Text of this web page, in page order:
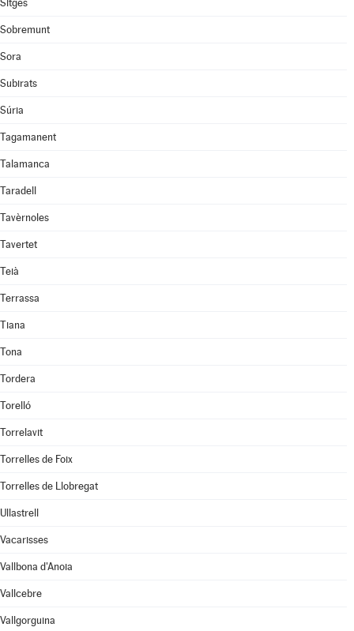
Sitges
Sobremunt
Sora
Subirats
Súria
Tagamanent
Talamanca
Taradell
Tavèrnoles
Tavertet
Teià
Terrassa
Tiana
Tona
Tordera
Torelló
Torrelavit
Torrelles de Foix
Torrelles de Llobregat
Ullastrell
Vacarisses
Vallbona d'Anoia
Vallcebre
Vallgorguina